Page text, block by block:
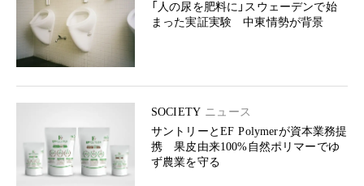
「人の尿を肥料に」スウェーデンで始
まった実証実験 中東情勢が背景
SOCIETY ニュース
サントリーとEF Polymerが資本業務提
携 果皮由来100%自然ポリマーでゆ
ず農業を守る